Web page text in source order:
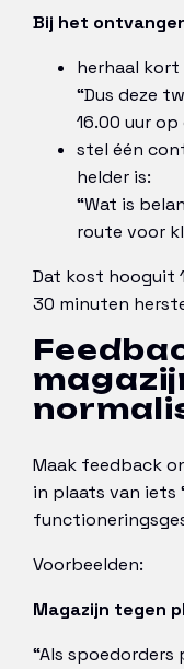
Bij het
herhaal kort
“Dus deze
16.00 uur
stel één
helder is:
“Wat is
route voor
Dat kost hooguit
30 minuten
Maak feedback
in plaats van iets
Voorbeelden:
Magazijn tegen
“Als spoedorders